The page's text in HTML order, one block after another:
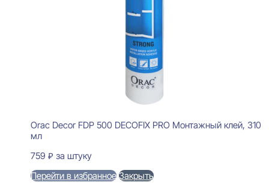
Orac Decor FDP 500 DECOFIX PRO Монтажный клей, 310
мл
759 ₽ за штуку
Перейти в избранное Закрыть